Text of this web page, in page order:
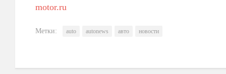
motor.ru
Метки: auto autonews авто новости